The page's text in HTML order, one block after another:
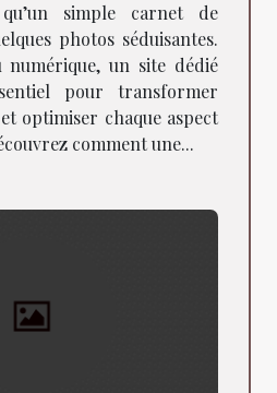
simple carnet de
photos séduisantes.
numérique, un site dédié
pour transformer
optimiser chaque aspect
comment une...